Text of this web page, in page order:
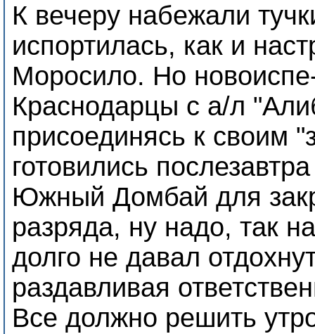
К вечеру набежали
испортилась, как и
Моросило. Но
Краснодарцы с а/л
присоединясь к своим
готовились
Южный Домбай для
разряда, ну надо, так
долго не давал
раздавливая
Все должно решить